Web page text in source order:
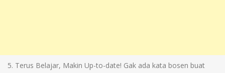
5. Terus Belajar, Makin Up-to-date! Gak ada kata bosen buat